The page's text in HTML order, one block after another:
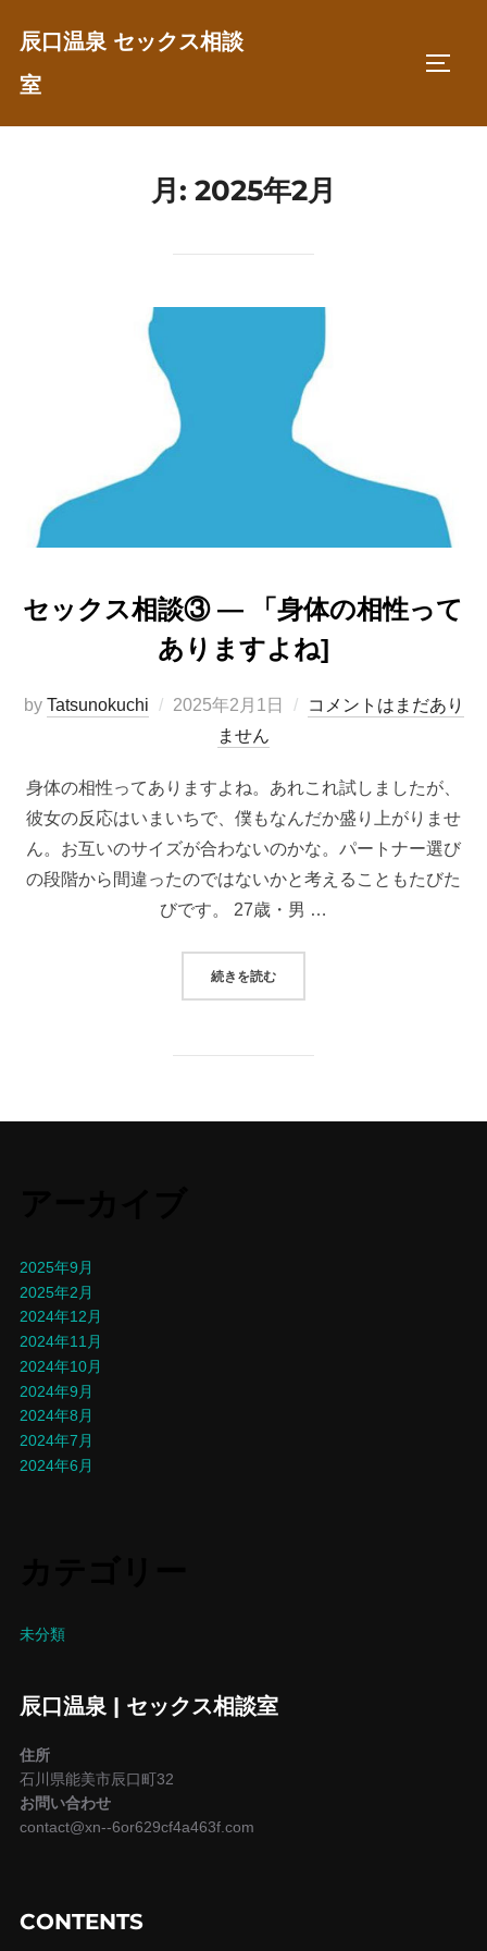
辰口温泉 セックス相談
室
月: 2025年2月
セックス相談③ ― 「身体の相性って
ありますよね]
by Tatsunokuchi
投
2025年2月1日
コメントはまだあり
ません
身体の相性ってありますよね。あれこれ試しましたが、
彼女の反応はいまいちで、僕もなんだか盛り上がりませ
ん。お互いのサイズが合わないのかな。パートナー選び
の段階から間違ったのではないかと考えることもたびた
びです。 27歳・男 …
続きを読む“セックス相談③ ― 「身体の相性っ
2025年9月
2025年2月
2024年12月
2024年11月
2024年10月
2024年9月
2024年8月
2024年7月
2024年6月
未分類
辰口温泉 | セックス相談室
住所
石川県能美市辰口町32
お問い合わせ
contact@xn--6or629cf4a463f.com
CONTENTS